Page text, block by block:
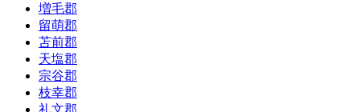
増毛郡
留萌郡
苫前郡
天塩郡
宗谷郡
枝幸郡